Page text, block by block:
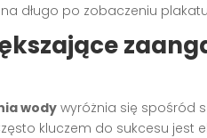
długo po zobaczeniu
wody wyróżnia się spośród
kluczem do sukcesu jest